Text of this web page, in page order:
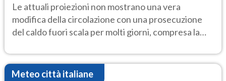
Le attuali proiezioni non mostrano una vera
modifica della circolazione con una prosecuzione
del caldo fuori scala per molti giorni, compresa la
Meteo città italiane